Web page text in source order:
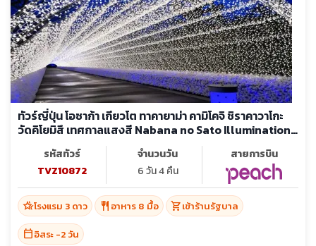
ทัวร์ญี่ปุ่น โอซาก้า เกียวโต ทาคายาม่า คามิโคจิ ชิราคาวาโกะ
วัดคิโยมิสึ เทศกาลแสงสี Nabana no Sato Illumination
คามิโคจิ หมู่บ้านชิราคาวาโกะ (ลงร้าน + อิสระ -2 วัน)
รหัสทัวร์
TVZ10872
จำนวนวัน
6 วัน 4 คืน
สายการบิน
hotel_classโรงแรม 3 ดาว restaurant อาหาร 8 มื้อ shopping_cartเข้าร้านรัฐบาล
calendar_todayอิสระ -2 วัน